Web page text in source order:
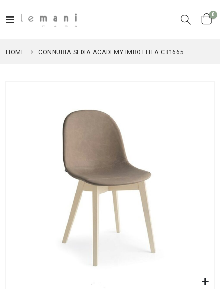
Toggle
Cart
0
HOME CONNUBIA SEDIA ACADEMY IMBOTTITA CB1665